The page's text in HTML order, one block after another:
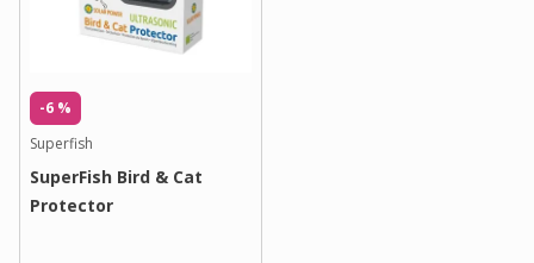
-6 %
Superfish
SuperFish Bird & Cat
Protector